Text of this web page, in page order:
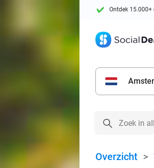
Ontdek 15.000+
Overzicht >